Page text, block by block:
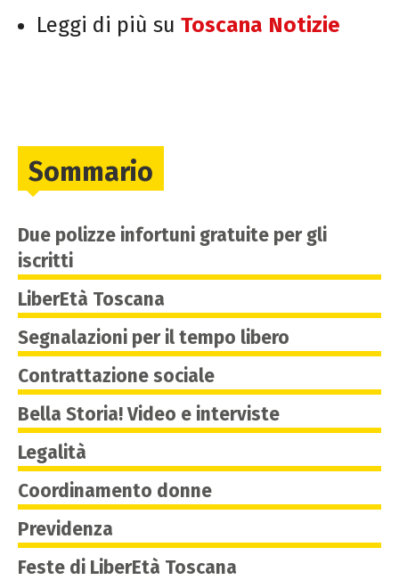
Leggi di più su Toscana Notizie
Sommario
Due polizze infortuni gratuite per gli
iscritti
LiberEtà Toscana
Segnalazioni per il tempo libero
Contrattazione sociale
Bella Storia! Video e interviste
Legalità
Coordinamento donne
Previdenza
Feste di LiberEtà Toscana